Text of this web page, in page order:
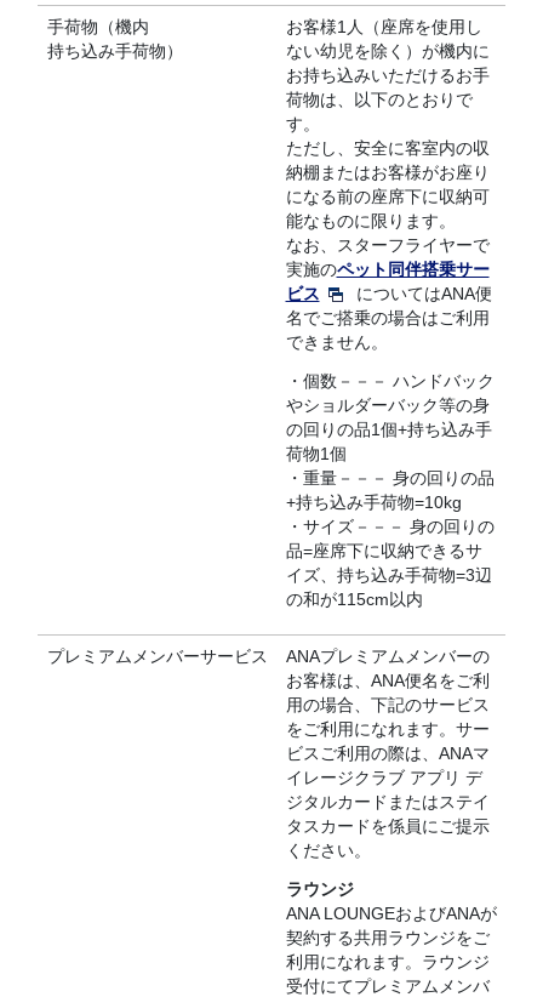
手荷物（機内
持ち込み手荷物）
お客様1人（座席を使用し
ない幼児を除く）が機内に
お持ち込みいただけるお手
荷物は、以下のとおりで
す。
ただし、安全に客室内の収
納棚またはお客様がお座り
になる前の座席下に収納可
能なものに限ります。
なお、スターフライヤーで
実施のペット同伴搭乗サー
ビス
についてはANA便
名でご搭乗の場合はご利用
できません。
・個数－－－ ハンドバック
やショルダーバック等の身
の回りの品1個+持ち込み手
荷物1個
・重量－－－ 身の回りの品
+持ち込み手荷物=10kg
・サイズ－－－ 身の回りの
品=座席下に収納できるサ
イズ、持ち込み手荷物=3辺
の和が115cm以内
プレミアムメンバーサービス
ANAプレミアムメンバーの
お客様は、ANA便名をご利
用の場合、下記のサービス
をご利用になれます。サー
ビスご利用の際は、ANAマ
イレージクラブ アプリ デ
ジタルカードまたはステイ
タスカードを係員にご提示
ください。
ラウンジ
ANA LOUNGEおよびANAが
契約する共用ラウンジをご
利用になれます。ラウンジ
受付にてプレミアムメンバ